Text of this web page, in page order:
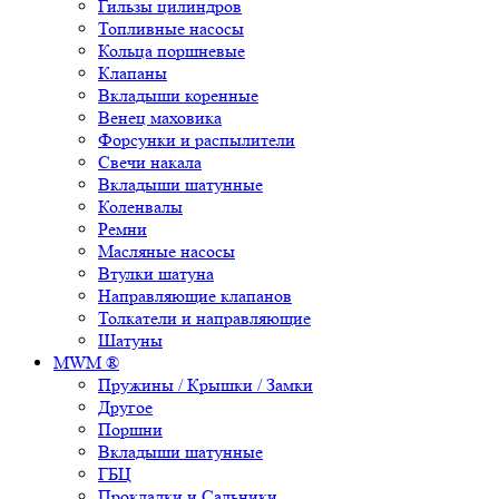
Гильзы цилиндров
Топливные насосы
Кольца поршневые
Клапаны
Вкладыши коренные
Венец маховика
Форсунки и распылители
Свечи накала
Вкладыши шатунные
Коленвалы
Ремни
Масляные насосы
Втулки шатуна
Направляющие клапанов
Толкатели и направляющие
Шатуны
MWM ®
Пружины / Крышки / Замки
Другое
Поршни
Вкладыши шатунные
ГБЦ